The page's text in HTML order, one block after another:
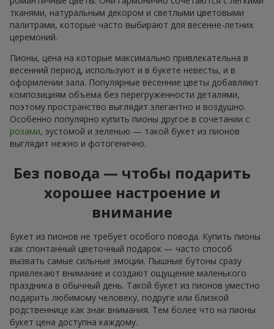
тканями, натуральным декором и светлыми цветовыми
палитрами, которые часто выбирают для весенне-летних
церемоний.
Пионы, цена на которые максимально привлекательна в
весенний период, используют и в букете невесты, и в
оформлении зала. Популярные весенние цветы добавляют
композициям объёма без перегруженности деталями,
поэтому пространство выглядит элегантно и воздушно.
Особенно популярно купить пионы другое в сочетании с
розами, эустомой и зеленью — такой букет из пионов
выглядит нежно и фотогенично.
Без повода — чтобы подарить
хорошее настроение и
внимание
Букет из пионов не требует особого повода. Купить пионы
как спонтанный цветочный подарок — часто способ
вызвать самые сильные эмоции. Пышные бутоны сразу
привлекают внимание и создают ощущение маленького
праздника в обычный день. Такой букет из пионов уместно
подарить любимому человеку, подруге или близкой
родственнице как знак внимания. Тем более что на пионы
букет цена доступна каждому.